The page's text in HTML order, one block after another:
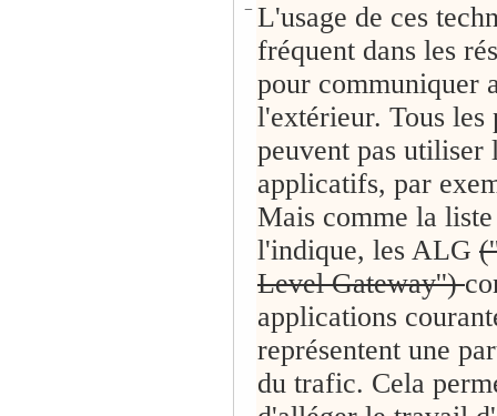
− L'usage de ces
fréquent dans les
pour communiquer
l'extérieur. Tous les
peuvent pas utiliser
applicatifs, par
Mais comme la
l'indique, les ALG
Level Gateway'')
applications
représentent une
du trafic. Cela